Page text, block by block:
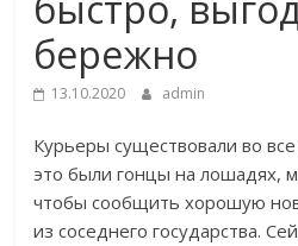
бережно
13.10.2020 admin
Курьеры существовали во
это были гонцы на лошадях,
чтобы сообщить хорошую
из соседнего государства.